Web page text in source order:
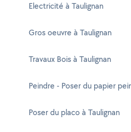
Electricité à Taulignan
Gros oeuvre à Taulignan
Travaux Bois à Taulignan
Peindre - Poser du papier
Poser du placo à Taulignan